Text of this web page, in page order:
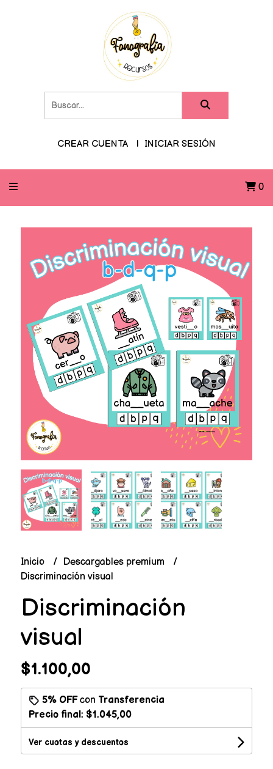
CREAR CUENTA INICIAR SESIÓN
0
Inicio
Descargables premium
Discriminación visual
Discriminación
visual
$1.100,00
5% OFFcon Transferencia
Precio final: $1.045,00
Ver cuotas y descuentos